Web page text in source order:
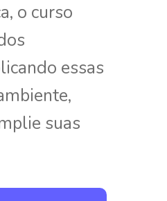
o curso
essas
suas